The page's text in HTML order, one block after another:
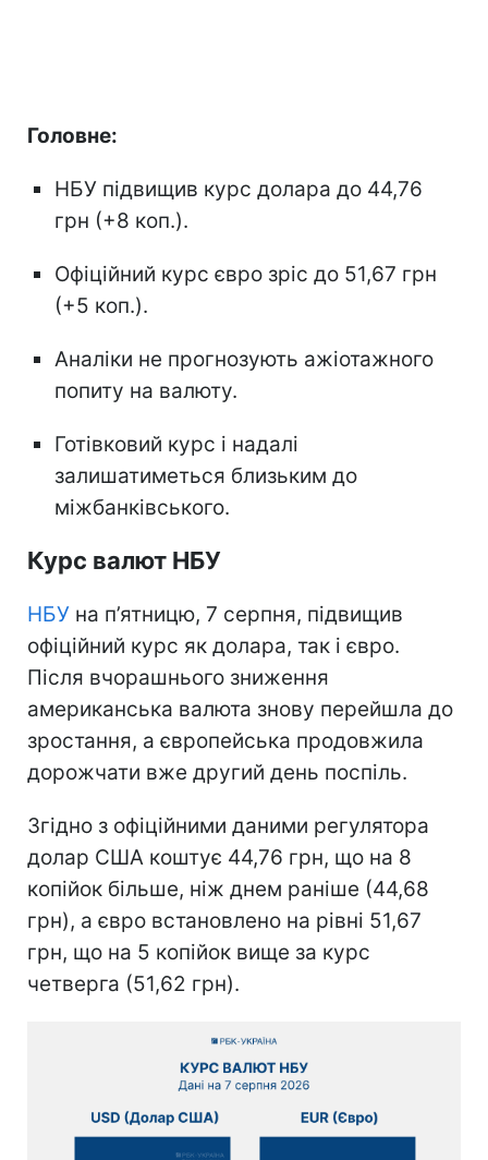
Головне:
НБУ підвищив курс долара до 44,76
грн (+8 коп.).
Офіційний курс євро зріс до 51,67 грн
(+5 коп.).
Аналіки не прогнозують ажіотажного
попиту на валюту.
Готівковий курс і надалі
залишатиметься близьким до
міжбанківського.
Курс валют НБУ
НБУ на п’ятницю, 7 серпня, підвищив
офіційний курс як долара, так і євро.
Після вчорашнього зниження
американська валюта знову перейшла до
зростання, а європейська продовжила
дорожчати вже другий день поспіль.
Згідно з офіційними даними регулятора
долар США коштує 44,76 грн, що на 8
копійок більше, ніж днем раніше (44,68
грн), а євро встановлено на рівні 51,67
грн, що на 5 копійок вище за курс
четверга (51,62 грн).